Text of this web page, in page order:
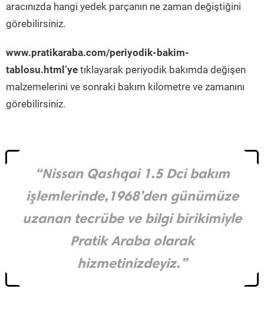
aracınızda hangi yedek parçanın ne zaman değiştiğini
görebilirsiniz.
www.pratikaraba.com/periyodik-bakim-
tablosu.html’ye tıklayarak periyodik bakımda değişen
malzemelerini ve sonraki bakım kilometre ve zamanını
görebilirsiniz.
“Nissan Qashqai 1.5 Dci bakım
işlemlerinde,1968’den günümüze
uzanan tecrübe ve bilgi birikimiyle
Pratik Araba olarak
hizmetinizdeyiz.”